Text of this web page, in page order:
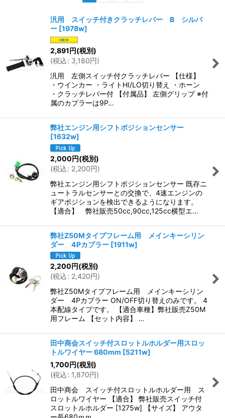
汎用 スイッチ付きクラッチレバー B シルバ
ー [1978w]
2,891円(税別)
(税込: 3,180円)
汎用 左側スイッチ付クラッチレバー 【仕様】
・ウインカー ・ライトHI/LO切り替え ・ホーン
・クラッチレバー付 【付属品】 左側グリップ ※付
属のカプラーは9P…
弊社エンジン用シフトポジションセンサー
[1632w]
2,000円(税別)
(税込: 2,200円)
弊社エンジン用シフトポジションセンサー 既存ニ
ュートラルセンサーとの交換で、4速エンジンの
ギアポジションを検出できるようになります。
【適合】 弊社販売50cc,90cc,125cc横型エ…
弊社Z50Mタイプフレーム用 メインキーシリン
ダー 4Pカプラー [1911w]
2,200円(税別)
(税込: 2,420円)
弊社Z50Mタイプフレーム用 メインキーシリン
ダー 4Pカプラー ON/OFF切り替えのみです。 4
本配線タイプです。 【適合車種】弊社販売Z50M
用フレーム 【セット内容】 …
田中商会スイッチ付スロットルホルダー用スロッ
トルワイヤー 680mm [5211w]
1,700円(税別)
(税込: 1,870円)
田中商会 スイッチ付スロットルホルダー用 ス
ロットルワイヤー 【適合】 弊社販売スイッチ付
スロットルホルダー [1275w] 【サイズ】 アウタ